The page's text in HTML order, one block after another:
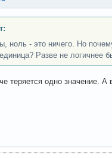
ноль - это ничего. Но
Разве не логичнее
теряется одно значение.